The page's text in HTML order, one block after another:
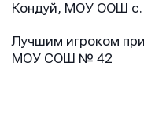
Кондуй, МОУ ООШ с.
Лучшим игроком
МОУ СОШ № 42